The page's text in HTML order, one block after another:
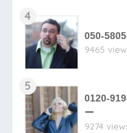
4
050-
9465
5
0120-
ー
9274